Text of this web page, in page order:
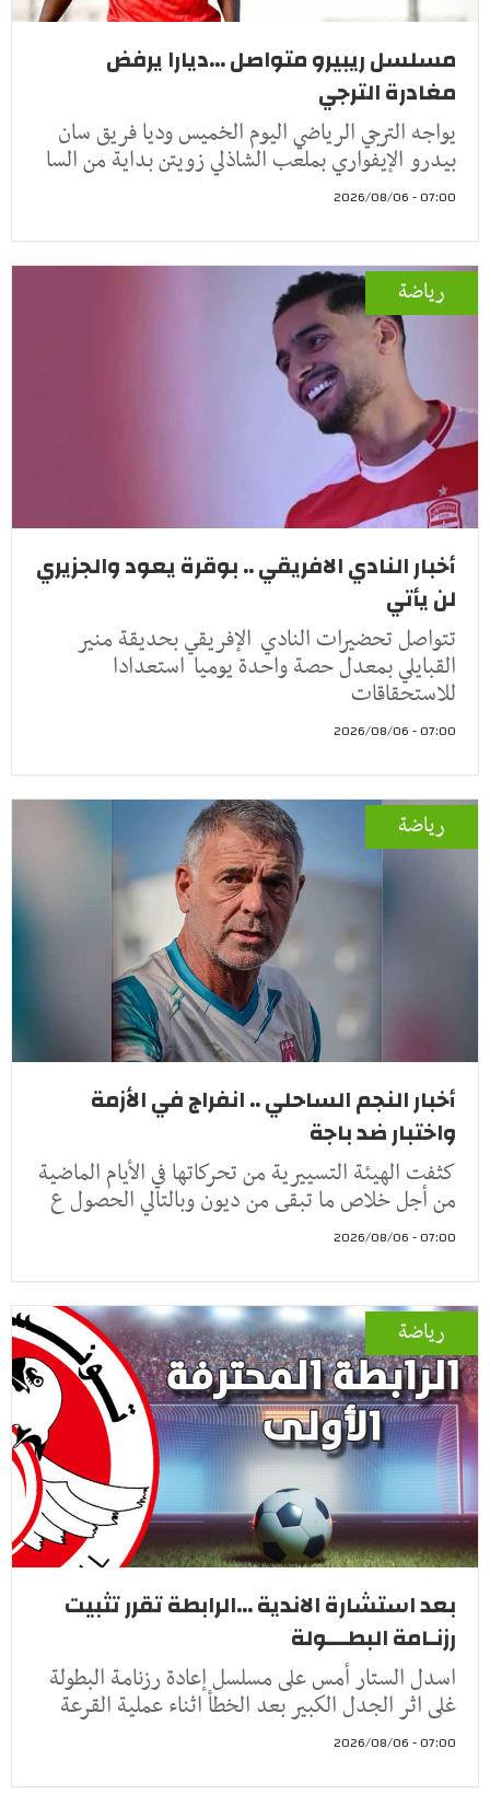
مسلسل ريبيرو متواصل ...ديارا يرفض
مغادرة الترجي
يواجه الترجي الرياضي اليوم الخميس وديا فريق سان
بيدرو الإيفواري بملعب الشاذلي زويتن بداية من السا
07:00 - 2026/08/06
رياضة
أخبار النادي الافريقي .. بوقرة يعود والجزيري
لن يأتي
تتواصل تحضيرات النادي الإفريقي بحديقة منير
القبايلي بمعدل حصة واحدة يوميا استعدادا
للاستحقاقات
07:00 - 2026/08/06
رياضة
أخبار النجم الساحلي .. انفراج في الأزمة
واختبار ضد باجة
كثفت الهيئة التسييرية من تحركاتها في الأيام الماضية
من أجل خلاص ما تبقى من ديون وبالتالي الحصول ع
07:00 - 2026/08/06
رياضة
بعد استشارة الاندية ...الرابطة تقرر تثبيت
رزنـامة البطـــولة
اسدل الستار أمس على مسلسل إعادة رزنامة البطولة
غلى اثر الجدل الكبير بعد الخطأ اثناء عملية القرعة
07:00 - 2026/08/06